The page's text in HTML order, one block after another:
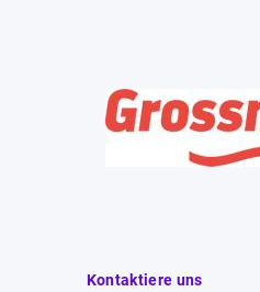
Kontaktiere uns